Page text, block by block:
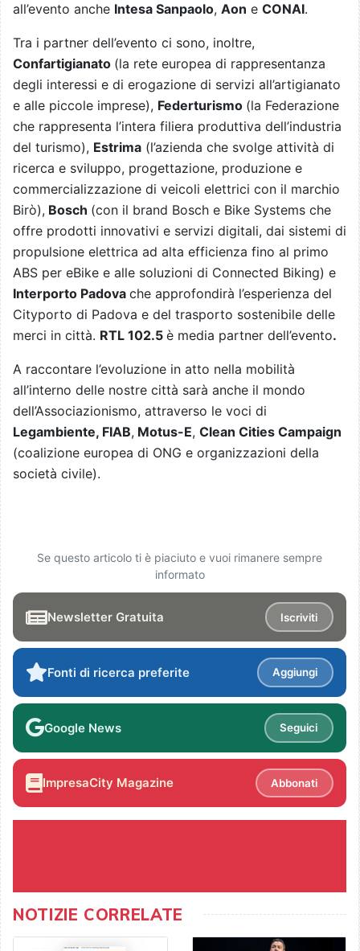
all’evento anche Intesa Sanpaolo, Aon e CONAI.
Tra i partner dell’evento ci sono, inoltre,
Confartigianato (la rete europea di rappresentanza
degli interessi e di erogazione di servizi all’artigianato
e alle piccole imprese), Federturismo (la Federazione
che rappresenta l’intera filiera produttiva dell’industria
del turismo), Estrima (l’azienda che svolge attività di
ricerca e sviluppo, progettazione, produzione e
commercializzazione di veicoli elettrici con il marchio
Birò), Bosch (con il brand Bosch e Bike Systems che
offre prodotti innovativi e servizi digitali, dai sistemi di
propulsione elettrica ad alta efficienza fino al primo
ABS per eBike e alle soluzioni di Connected Biking) e
Interporto Padova che approfondirà l’esperienza del
Cityporto di Padova e del trasporto sostenibile delle
merci in città. RTL 102.5 è media partner dell’evento.
A raccontare l’evoluzione in atto nella mobilità
all’interno delle nostre città sarà anche il mondo
dell’Associazionismo, attraverso le voci di
Legambiente, FIAB, Motus-E, Clean Cities Campaign
(coalizione europea di ONG e organizzazioni della
società civile).
Se questo articolo ti è piaciuto e vuoi rimanere sempre
informato
Newsletter Gratuita Iscriviti
Fonti di ricerca preferite Aggiungi
Google News Seguici
ImpresaCity Magazine Abbonati
NOTIZIE CORRELATE